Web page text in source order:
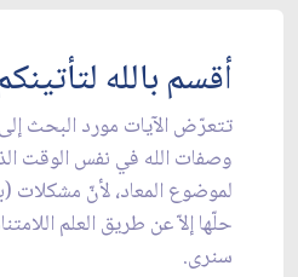
أقسم بالله
تتعرّض الآيات مورد البحث
وصفات الله في نفس الوقت
لموضوع المعاد، لأنّ مشكلات
حلّها إلاّ عن طريق العلم
سنرى.